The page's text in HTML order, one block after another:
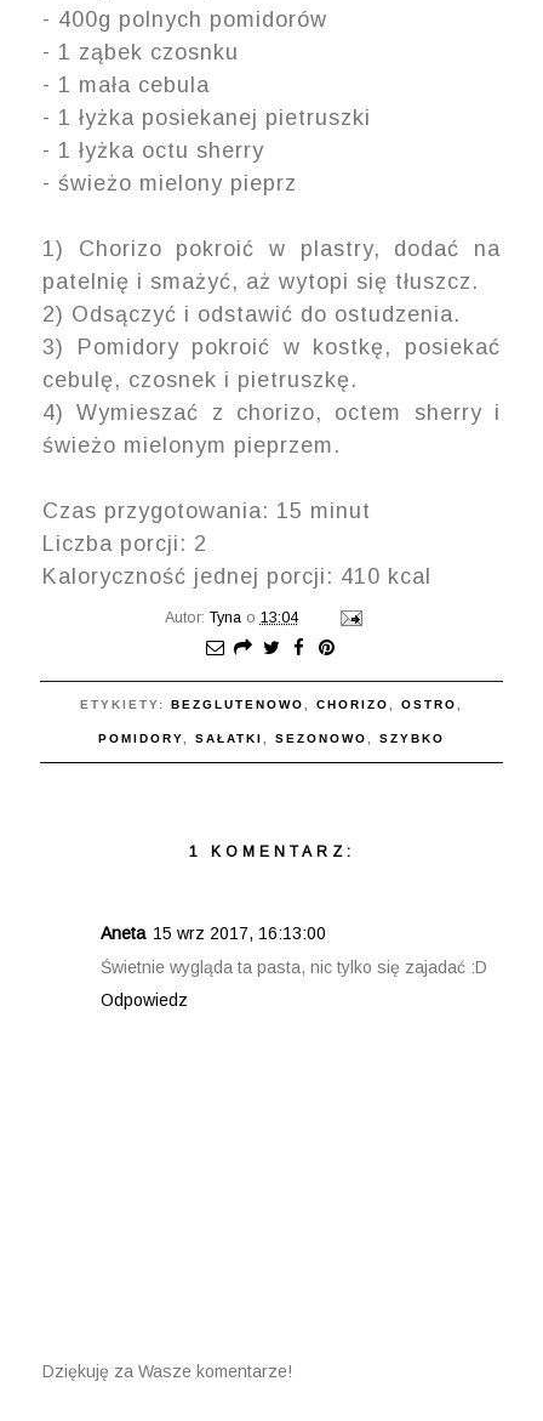
- 400g polnych pomidorów
- 1 ząbek czosnku
- 1 mała cebula
- 1 łyżka posiekanej pietruszki
- 1 łyżka octu sherry
- świeżo mielony pieprz
1) Chorizo pokroić w plastry, dodać na
patelnię i smażyć, aż wytopi się tłuszcz.
2) Odsączyć i odstawić do ostudzenia.
3) Pomidory pokroić w kostkę, posiekać
cebulę, czosnek i pietruszkę.
4) Wymieszać z chorizo, octem sherry i
świeżo mielonym pieprzem.
Czas przygotowania: 15 minut
Liczba porcji: 2
Kaloryczność jednej porcji: 410 kcal
Autor:Tyna o 13:04
ETYKIETY: BEZGLUTENOWO CHORIZO OSTRO
POMIDORY SAŁATKI SEZONOWO SZYBKO
1 KOMENTARZ:
Aneta 15 wrz 2017, 16:13:00
Świetnie wygląda ta pasta, nic tylko się zajadać :D
Odpowiedz
Dziękuję za Wasze komentarze!